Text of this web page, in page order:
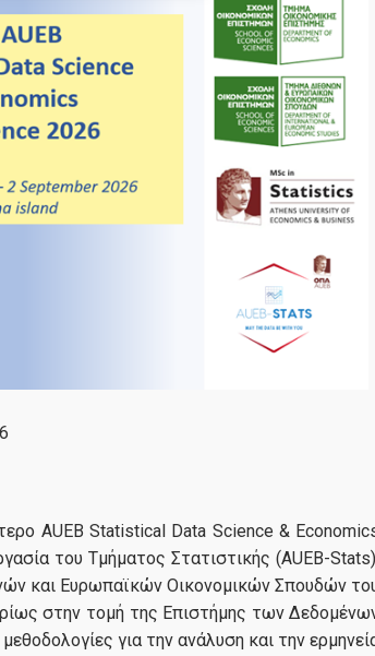
εισαγωγής/ εγγραφής
Internships και Συνεργασίες
Short Courses
Επαγγελματικά Σεμινάρια
Ερευνητικά Σεμινάρια
AUEB Statistical Data Science &
του Τμήματος Στατιστικής (AUEB-
και Ευρωπαϊκών Οικονομικών Σπουδών
στην τομή της Επιστήμης των
για την ανάλυση και την
... περισσότερα... περισσότερα